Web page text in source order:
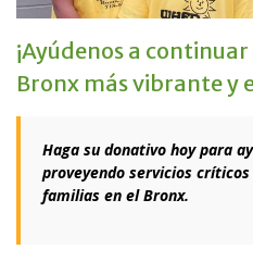
¡Ayúdenos a
Bronx más vibrante y
Haga su donativo hoy para
proveyendo servicios
familias en el Bronx.